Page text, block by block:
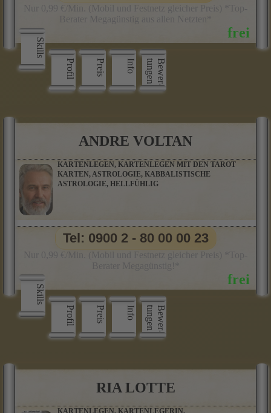
Skills
Profil
Preis Info B
e
w
e
r
­
t
u
n
g
e
n
ANDRE VOLTAN
KARTENLEGEN, KARTENLEGEN MIT DEN TAROT
KARTEN, ASTROLOGIE, KABBALISTISCHE
ASTROLOGIE, HELLFÜHLIG
Skills
Profil
Preis Info B
e
w
e
r
­
t
u
n
g
e
n
Tel: 0900 2 - 80 00 00 23
RIA LOTTE